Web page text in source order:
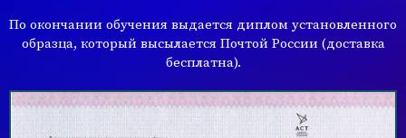
По окончании обучения выдается диплом установленного
образца, который высылается Почтой России (доставка
бесплатна).